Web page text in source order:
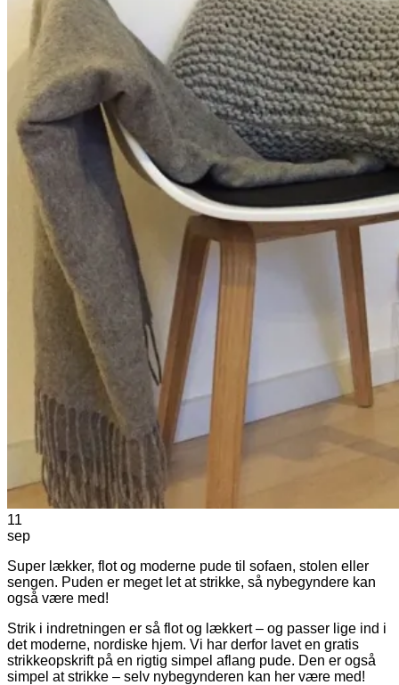
Tilbage til shoppen
11
sep
Super lækker, flot og moderne pude til sofaen, stolen eller
sengen. Puden er meget let at strikke, så nybegyndere kan
også være med!
Strik i indretningen er så flot og lækkert – og passer lige ind i
det moderne, nordiske hjem. Vi har derfor lavet en gratis
strikkeopskrift på en rigtig simpel aflang pude. Den er også
simpel at strikke – selv nybegynderen kan her være med!